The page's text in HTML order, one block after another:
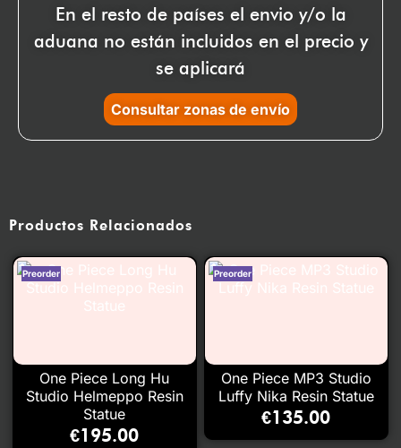
En el resto de países el envio y/o la
aduana no están incluidos en el precio y
se aplicará
Consultar zonas de envío
Productos Relacionados
One Piece Long Hu
Studio Helmeppo Resin
Statue
€195.00
One Piece MP3 Studio
Luffy Nika Resin Statue
€135.00